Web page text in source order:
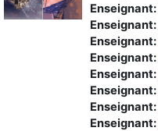
Enseignant:
Enseignant:
Enseignant:
Enseignant:
Enseignant:
Enseignant:
Enseignant:
Enseignant: